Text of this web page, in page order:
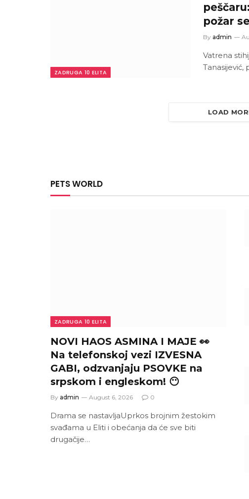
ZADRUGA 10 ELITA
požar
By admin
Vatrena
Tanasijević,
LOAD
PETS WORLD
ZADRUGA 10 ELITA
NOVI HAOS ASMINA I MAJE 👀
Na telefonskoj vezi IZVESNA
GABI, odzvanjaju PSOVKE na
srpskom i engleskom! 😶
By admin August 6, 2026 0
Drama se nastavljaUprkos brojnim žestokim
svađama u Eliti i obećanja da će sve biti
drugačije…